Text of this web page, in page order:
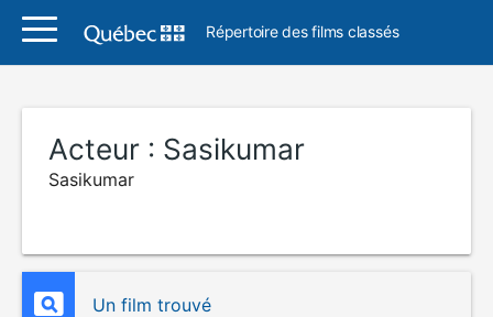
Répertoire des films classés
Acteur : Sasikumar
Sasikumar
Un film trouvé